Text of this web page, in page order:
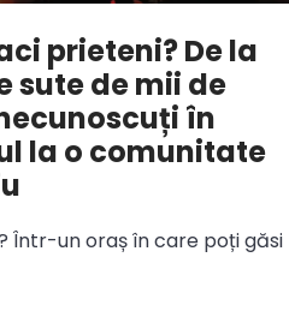
prieteni? De la
sute de mii de
în
la o comunitate
Într-un oraș în care poți găsi